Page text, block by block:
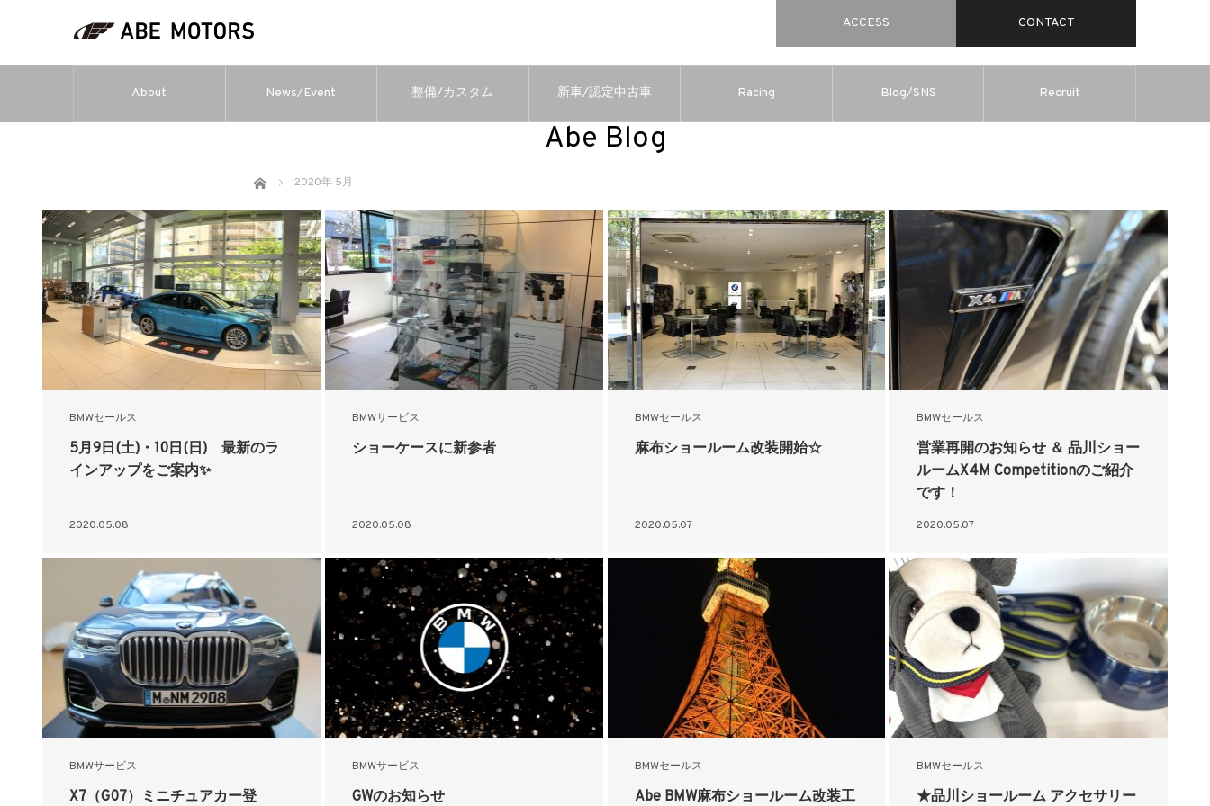
ACCESS CONTACT
About News/Event 整備/カスタム 新車/認定中古車 Racing Blog/SNS Recruit
Abe Blog
ホーム 2020年 5月
BMWセールス
5月9日(土)・10日(日) 最新のラ
インアップをご案内✨
2020.05.08
BMWサービス
ショーケースに新参者
2020.05.08
BMWセールス
麻布ショールーム改装開始☆
2020.05.07
BMWセールス
営業再開のお知らせ ＆ 品川ショー
ルームX4M Competitionのご紹介
です！
2020.05.07
BMWサービス
X7（G07）ミニチュアカー登
BMWサービス
GWのお知らせ
BMWセールス
Abe BMW麻布ショールーム改装工
BMWセールス
★品川ショールーム アクセサリー